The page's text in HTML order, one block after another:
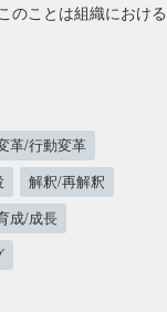
のことは組織における
革/行動変革
解釈/再解釈
成/成長